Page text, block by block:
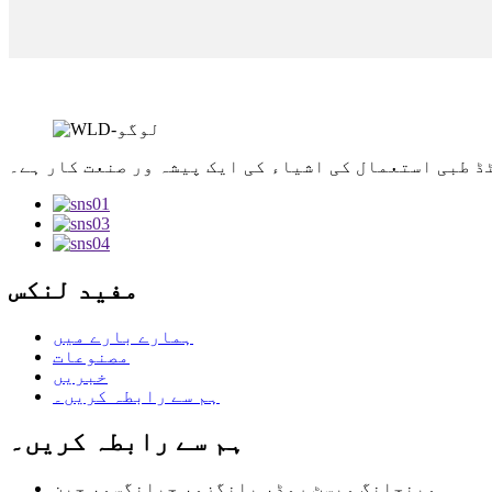
طبی استعمال کی اشیاء کی ایک پیشہ ور صنعت کار ہے۔
مفید لنکس
ہمارے بارے میں
مصنوعات
خبریں
ہم سے رابطہ کریں۔
ہم سے رابطہ کریں۔